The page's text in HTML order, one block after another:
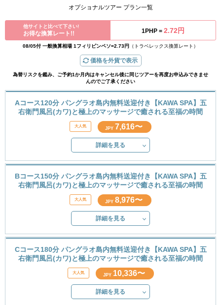
オプショナルツアー プラン一覧
他サイトと比べて下さい!
お得な換算レート!! 1PHP = 2.72円
08/05付 一般換算相場 1フィリピンペソ=2.73円 （トラベレックス換算レート）
価格を外貨で表示
為替リスクを鑑み、ご予約1か月内はキャンセル後に同じツアーを再度お申込みできませ
んのでご了承ください
Aコース120分 パングラオ島内無料送迎付き【KAWA SPA】五
右衛門風呂(カワ)と極上のマッサージで癒される至福の時間
JPY 7,616〜
詳細を見る
Bコース150分 パングラオ島内無料送迎付き【KAWA SPA】五
右衛門風呂(カワ)と極上のマッサージで癒される至福の時間
JPY 8,976〜
詳細を見る
Cコース180分 パングラオ島内無料送迎付き【KAWA SPA】五
右衛門風呂(カワ)と極上のマッサージで癒される至福の時間
JPY 10,336〜
詳細を見る